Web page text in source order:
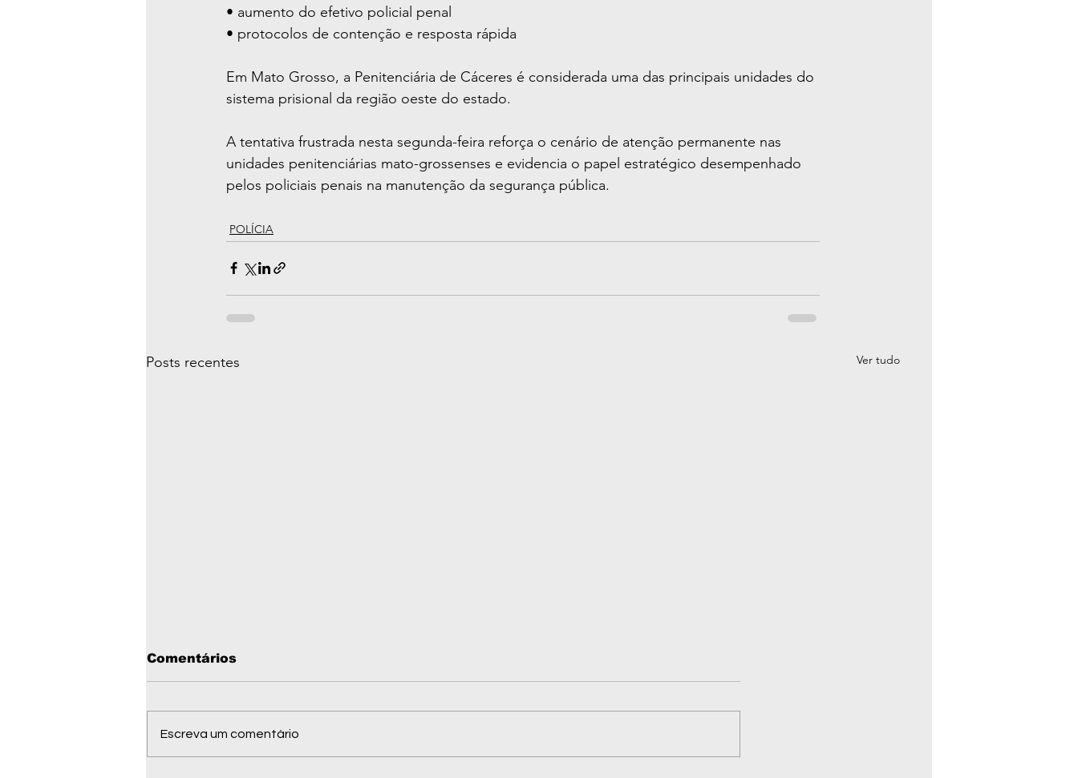
• aumento do efetivo policial penal
• protocolos de contenção e resposta rápida
Em Mato Grosso, a Penitenciária de Cáceres é considerada uma das principais unidades do
sistema prisional da região oeste do estado.
A tentativa frustrada nesta segunda-feira reforça o cenário de atenção permanente nas
unidades penitenciárias mato-grossenses e evidencia o papel estratégico desempenhado
pelos policiais penais na manutenção da segurança pública.
POLÍCIA
Posts recentes Ver tudo
Comentários
Escreva um comentário